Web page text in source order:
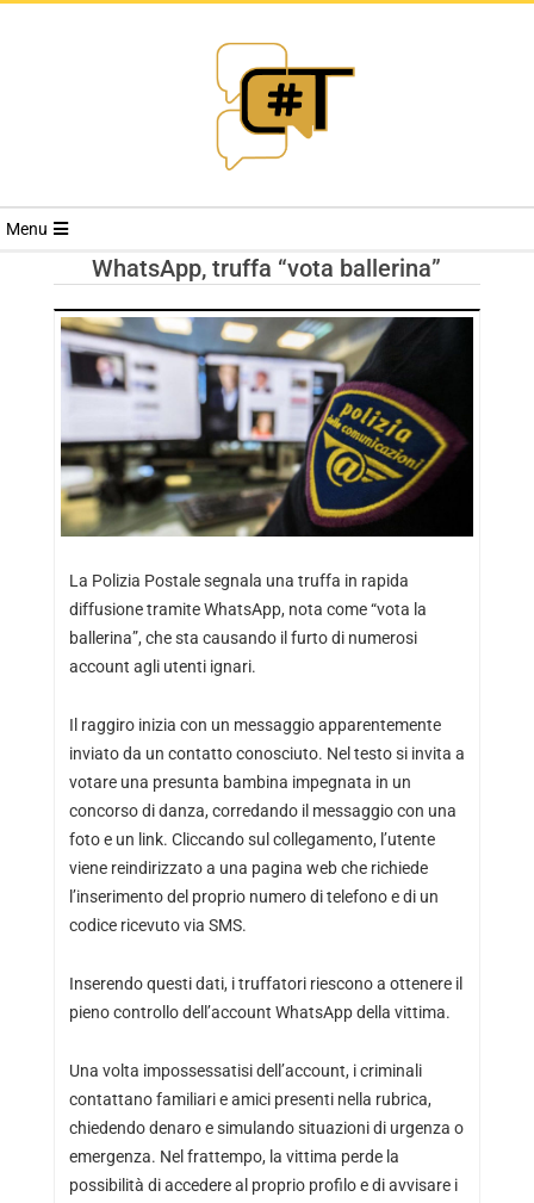
RIVISTA
TRENDS
Menu
WhatsApp, truffa “vota ballerina”
La Polizia Postale segnala una truffa in rapida
diffusione tramite WhatsApp, nota come “vota la
ballerina”, che sta causando il furto di numerosi
account agli utenti ignari.
Il raggiro inizia con un messaggio apparentemente
inviato da un contatto conosciuto. Nel testo si invita a
votare una presunta bambina impegnata in un
concorso di danza, corredando il messaggio con una
foto e un link. Cliccando sul collegamento, l’utente
viene reindirizzato a una pagina web che richiede
l’inserimento del proprio numero di telefono e di un
codice ricevuto via SMS.
Inserendo questi dati, i truffatori riescono a ottenere il
pieno controllo dell’account WhatsApp della vittima.
Una volta impossessatisi dell’account, i criminali
contattano familiari e amici presenti nella rubrica,
chiedendo denaro e simulando situazioni di urgenza o
emergenza. Nel frattempo, la vittima perde la
possibilità di accedere al proprio profilo e di avvisare i